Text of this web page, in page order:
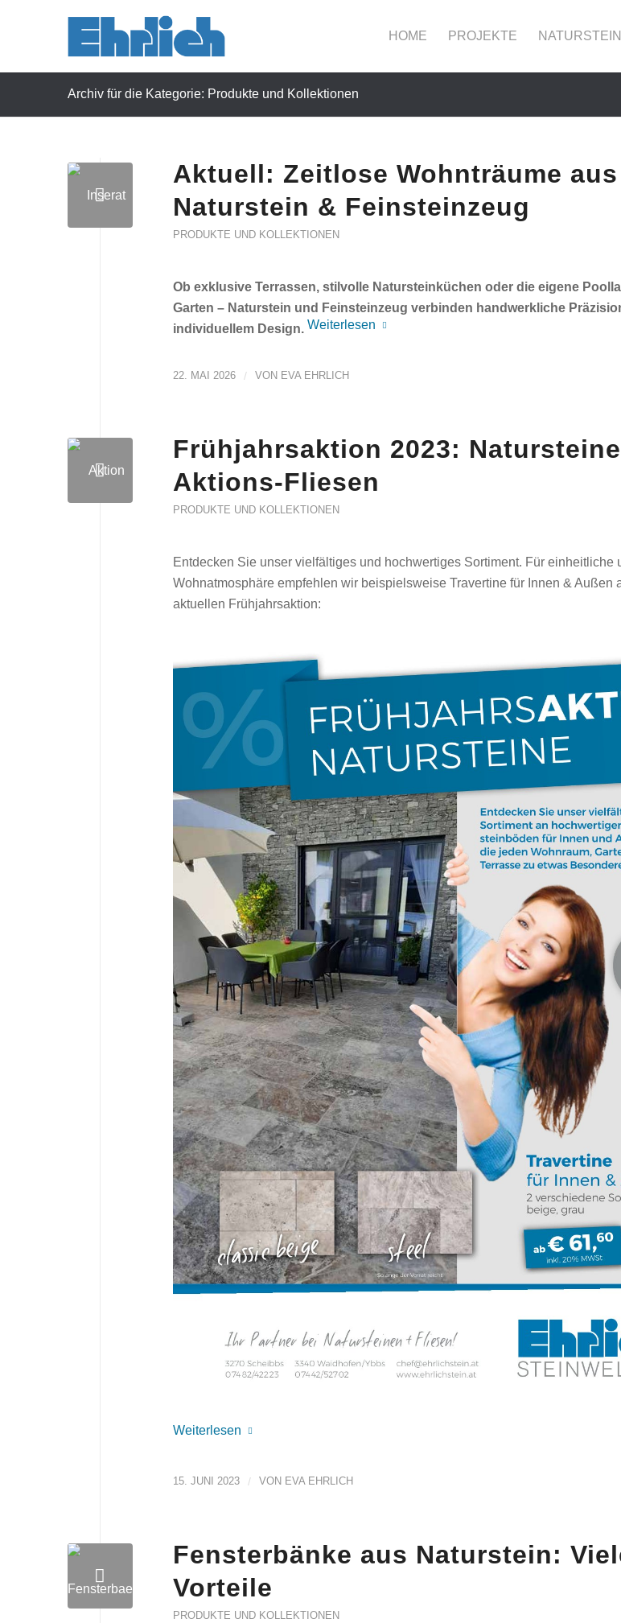
HOME PROJEKTE
Archiv für die Kategorie: Produkte und Kollektionen
Aktuell: Zeitlose Wohnträume aus
Naturstein & Feinsteinzeug
PRODUKTE UND KOLLEKTIONEN
Ob exklusive Terrassen, stilvolle Natursteinküchen oder die eigene
Garten – Naturstein und Feinsteinzeug verbinden handwerkliche
individuellem Design. Weiterlesen
22. MAI 2026 / VON EVA EHRLICH
Frühjahrsaktion 2023:
Aktions-Fliesen
PRODUKTE UND KOLLEKTIONEN
Entdecken Sie unser vielfältiges und hochwertiges Sortiment. Für einheitliche
Wohnatmosphäre empfehlen wir beispielsweise Travertine für Innen & Außen
aktuellen Frühjahrsaktion:
Weiterlesen
15. JUNI 2023 / VON EVA EHRLICH
Fensterbänke aus Naturstein:
Vorteile
PRODUKTE UND KOLLEKTIONEN